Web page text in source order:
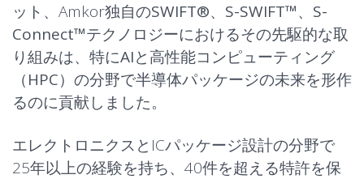
ット 、Amkor独自のSWIFT®、 S-SWIFT™、 S-
Connect™テクノロジーにおけるその先駆的な取
り組みは、特にAIと高性能コンピューティング
（HPC） の分野で半導体パッケージの未来を形作
るのに貢献しました。
エレクトロニクスとICパッケージ設計の分野で
25年以上の経験を持ち、40件を超える特許を保